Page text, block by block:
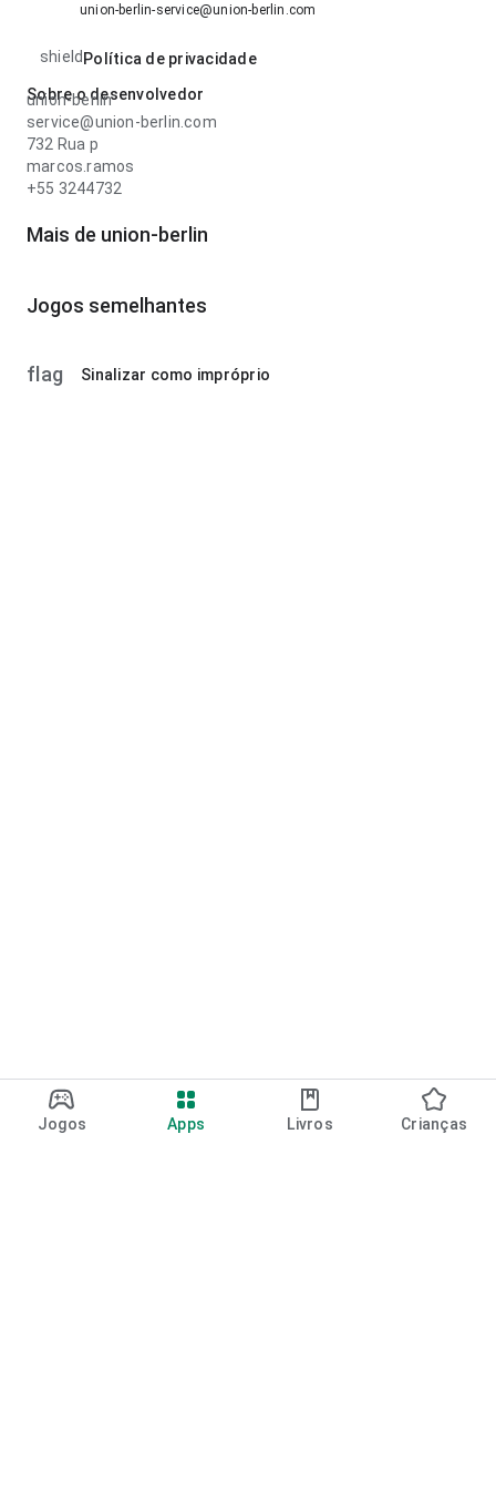
Jogos Apps Livros Crianças
union-berlin-service@union-berlin.com
shield Política de privacidade
Sobre o desenvolvedor
union-berlin
service@union-berlin.com
732 Rua p
marcos.ramos
+55 3244732
Mais de union-berlin
Jogos semelhantes
flag Sinalizar como impróprio